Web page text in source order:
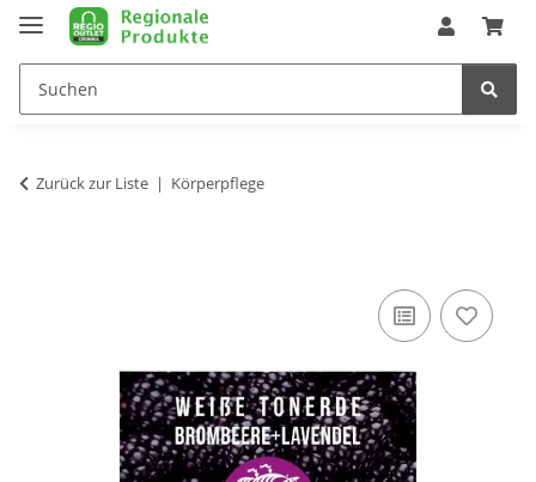
Zurück zur Liste Körperpflege